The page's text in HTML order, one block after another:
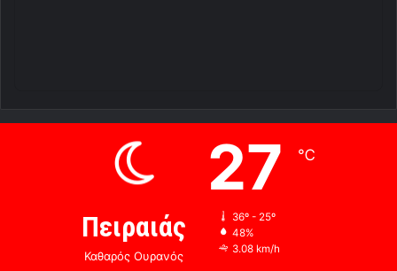
Πειραιάς
Καθαρός Ουρανός
27 ℃
36º - 25º
48%
3.08 km/h